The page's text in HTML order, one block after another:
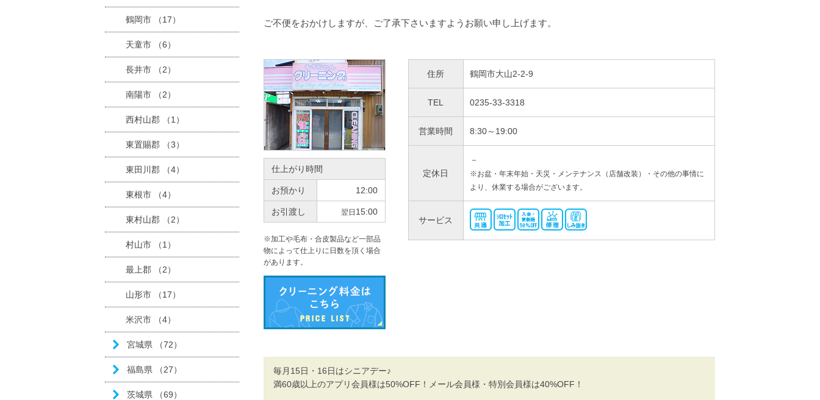
ご不便をおかけしますが、ご了承下さいますようお願い申し上げます。
仕上がり時間
お預かり 12:00
お引渡し 翌日 15:00
※加工や毛布・合皮製品など一部品
物によって仕上りに日数を頂く場合
があります。
住所 鶴岡市大山2-2-9
TEL 0235-33-3318
営業時間 8:30～19:00
定休日
－
※お盆・年末年始・天災・メンテナンス（店舗改装）・その他の事情に
より、休業する場合がございます。
サービス
毎月15日・16日はシニアデー♪
満60歳以上のアプリ会員様は50%OFF！メール会員様・特別会員様は40%OFF！
鶴岡市 （17）
天童市 （6）
長井市 （2）
南陽市 （2）
西村山郡 （1）
東置賜郡 （3）
東田川郡 （4）
東根市 （4）
東村山郡 （2）
村山市 （1）
最上郡 （2）
山形市 （17）
米沢市 （4）
宮城県 （72）
福島県 （27）
茨城県 （69）